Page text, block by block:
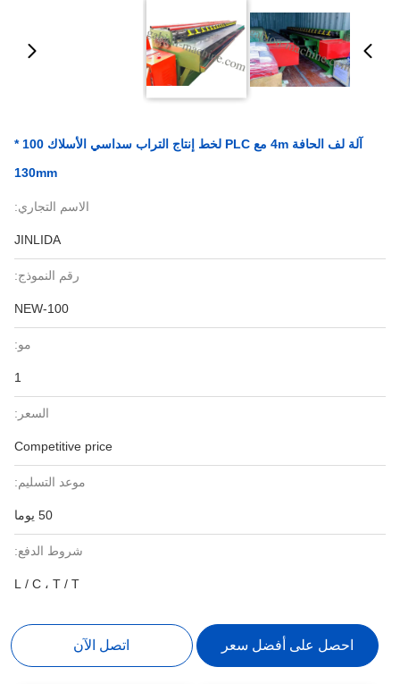
آلة لف الحافة 4m مع PLC لخط إنتاج التراب سداسي الأسلاك 100 *
130mm
الاسم التجاري:
JINLIDA
رقم النموذج:
NEW-100
مو:
السعر:
Competitive price
موعد التسليم:
50 يوما
شروط الدفع:
L / C ، T / T
احصل على أفضل سعر اتصل الآن